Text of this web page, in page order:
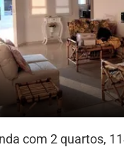
com 2 quartos,